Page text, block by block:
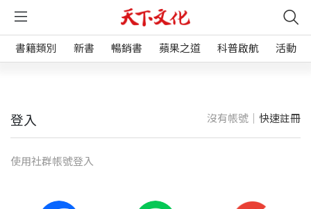
書籍類別 新書 暢銷書 蘋果之道 科普啟航 活動
登入 沒有帳號｜ 快速註冊
使⽤社群帳號登入